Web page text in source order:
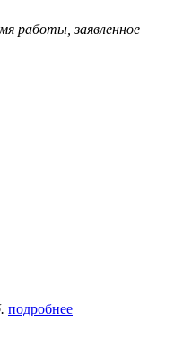
работы, заявленное
подробнее